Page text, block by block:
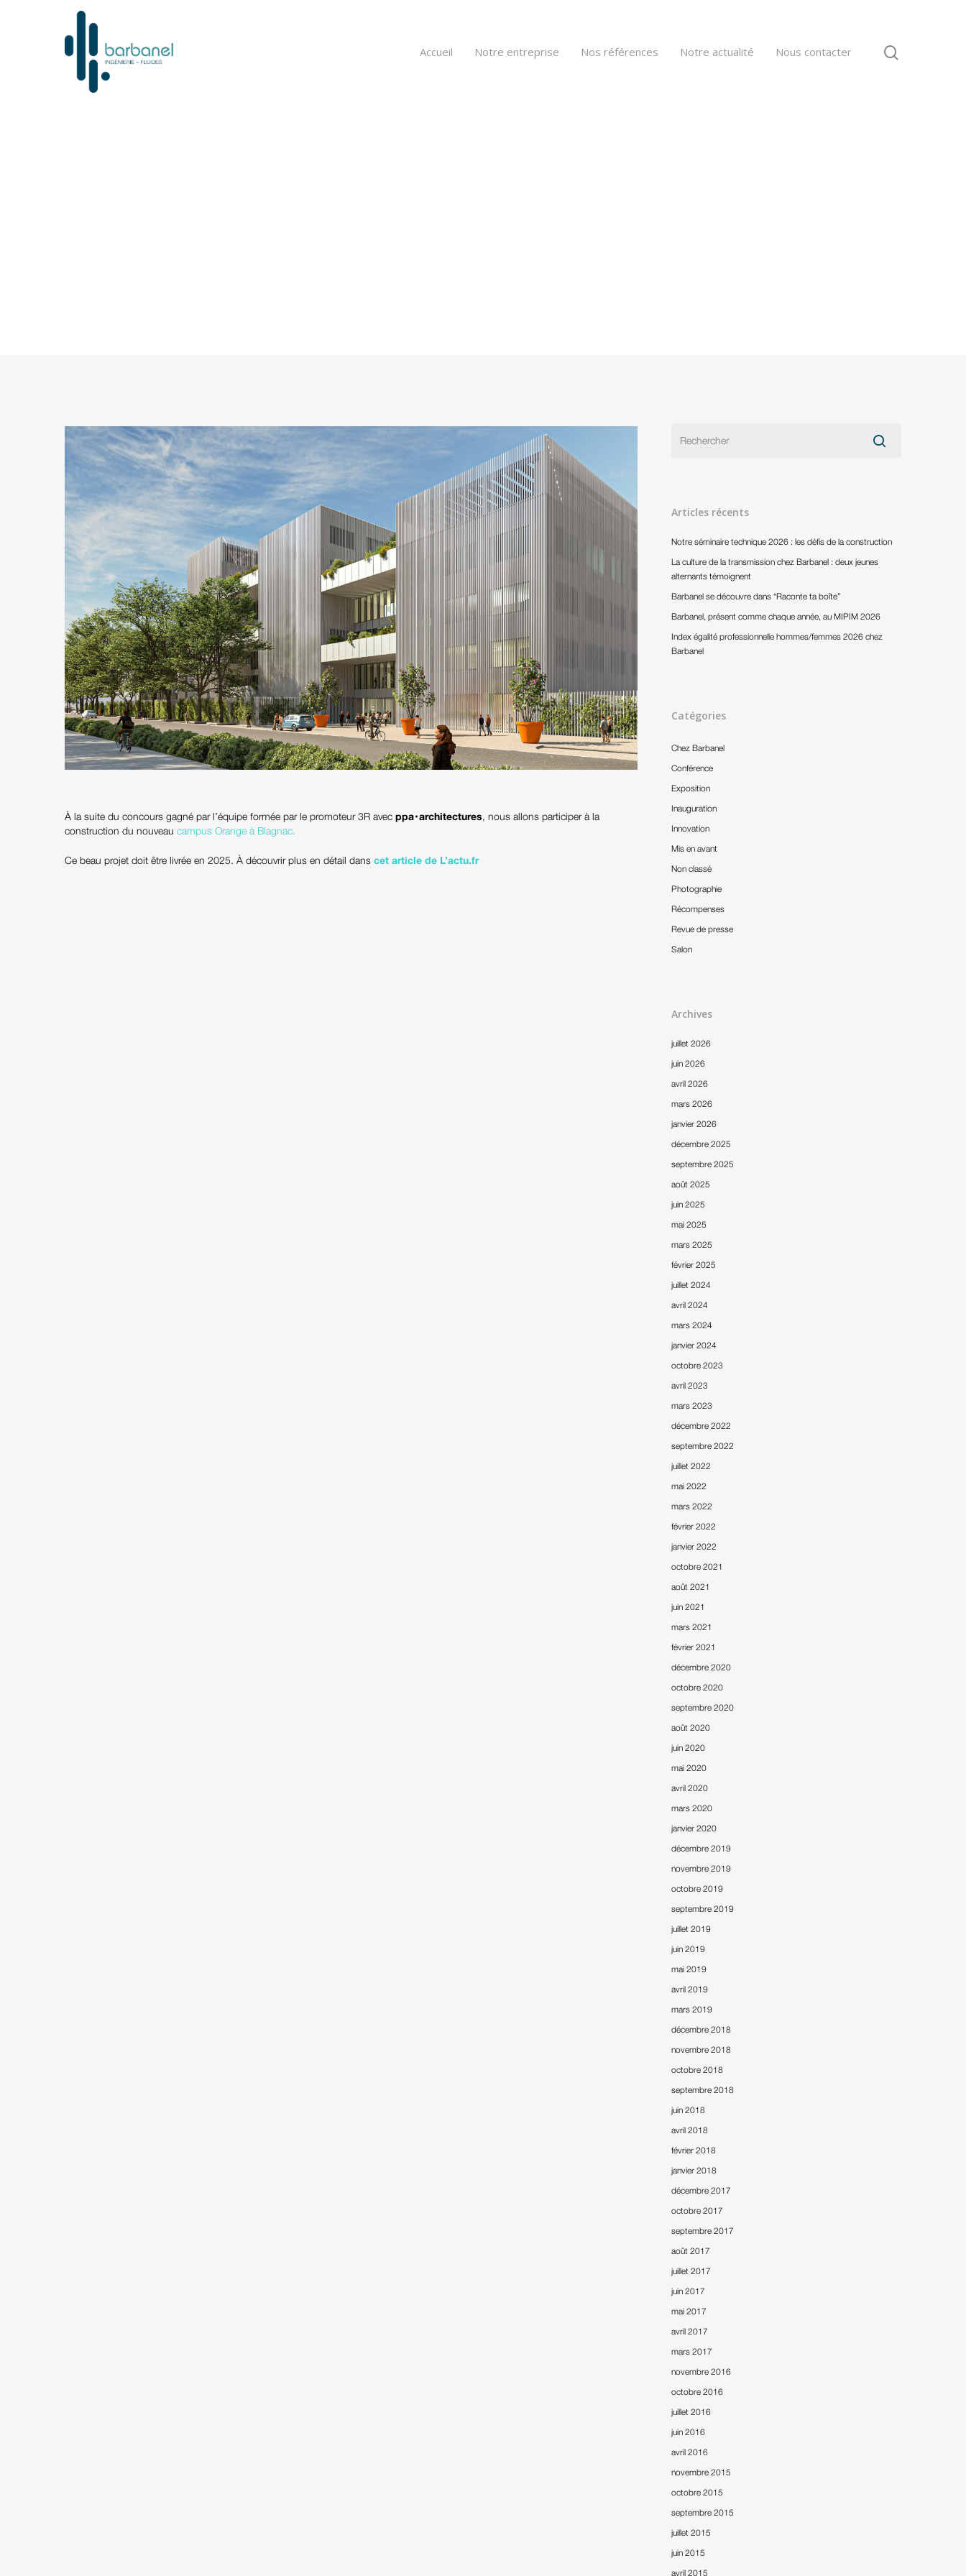
Accueil Notre entreprise Nos références Notre actualité Nous contacter
À la suite du concours gagné par l’équipe formée par le promoteur 3R avec ppa • architectures, nous allons participer à la
construction du nouveau campus Orange à Blagnac.
Ce beau projet doit être livrée en 2025. À découvrir plus en détail dans cet article de L’actu.fr
Articles récents
Notre séminaire technique 2026 : les défis de la construction
La culture de la transmission chez Barbanel : deux jeunes
alternants témoignent
Barbanel se découvre dans “Raconte ta boîte”
Barbanel, présent comme chaque année, au MIPIM 2026
Index égalité professionnelle hommes/femmes 2026 chez
Barbanel
Catégories
Chez Barbanel
Conférence
Exposition
Inauguration
Innovation
Mis en avant
Non classé
Photographie
Récompenses
Revue de presse
Salon
Archives
juillet 2026
juin 2026
avril 2026
mars 2026
janvier 2026
décembre 2025
septembre 2025
août 2025
juin 2025
mai 2025
mars 2025
février 2025
juillet 2024
avril 2024
mars 2024
janvier 2024
octobre 2023
avril 2023
mars 2023
décembre 2022
septembre 2022
juillet 2022
mai 2022
mars 2022
février 2022
janvier 2022
octobre 2021
août 2021
juin 2021
mars 2021
février 2021
décembre 2020
octobre 2020
septembre 2020
août 2020
juin 2020
mai 2020
avril 2020
mars 2020
janvier 2020
décembre 2019
novembre 2019
octobre 2019
septembre 2019
juillet 2019
juin 2019
mai 2019
avril 2019
mars 2019
décembre 2018
novembre 2018
octobre 2018
septembre 2018
juin 2018
avril 2018
février 2018
janvier 2018
décembre 2017
octobre 2017
septembre 2017
août 2017
juillet 2017
juin 2017
mai 2017
avril 2017
mars 2017
novembre 2016
octobre 2016
juillet 2016
juin 2016
avril 2016
novembre 2015
octobre 2015
septembre 2015
juillet 2015
juin 2015
avril 2015